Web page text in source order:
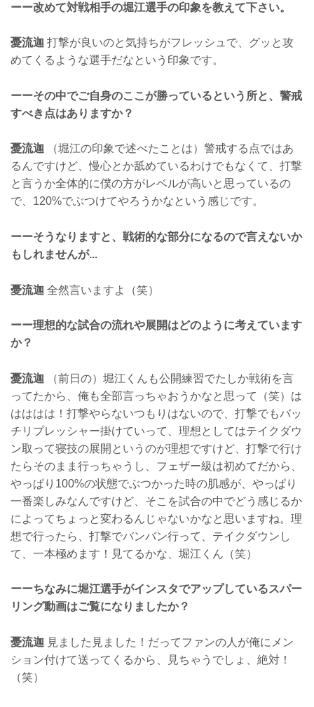
ーー改めて対戦相手の堀江選手の印象を教えて下さい。
憂流迦 打撃が良いのと気持ちがフレッシュで、グッと攻
めてくるような選手だなという印象です。
ーーその中でご自身のここが勝っているという所と、警戒
すべき点はありますか？
憂流迦 （堀江の印象で述べたことは）警戒する点ではあ
るんですけど、慢心とか舐めているわけでもなくて、打撃
と言うか全体的に僕の方がレベルが高いと思っているの
で、120%でぶつけてやろうかなという感じです。
ーーそうなりますと、戦術的な部分になるので言えないか
もしれませんが...
憂流迦 全然言いますよ（笑）
ーー理想的な試合の流れや展開はどのように考えています
か？
憂流迦 （前日の）堀江くんも公開練習でたしか戦術を言
ってたから、俺も全部言っちゃおうかなと思って（笑）は
はははは！打撃やらないつもりはないので、打撃でもバッ
チリプレッシャー掛けていって、理想としてはテイクダウ
ン取って寝技の展開というのが理想ですけど、打撃で行け
たらそのまま行っちゃうし、フェザー級は初めてだから、
やっぱり100%の状態でぶつかった時の肌感が、やっぱり
一番楽しみなんですけど、そこを試合の中でどう感じるか
によってちょっと変わるんじゃないかなと思いますね。理
想で行ったら、打撃でバンバン行って、テイクダウンし
て、一本極めます！見てるかな、堀江くん（笑）
ーーちなみに堀江選手がインスタでアップしているスパー
リング動画はご覧になりましたか？
憂流迦 見ました見ました！だってファンの人が俺にメン
ション付けて送ってくるから、見ちゃうでしょ、絶対！
（笑）